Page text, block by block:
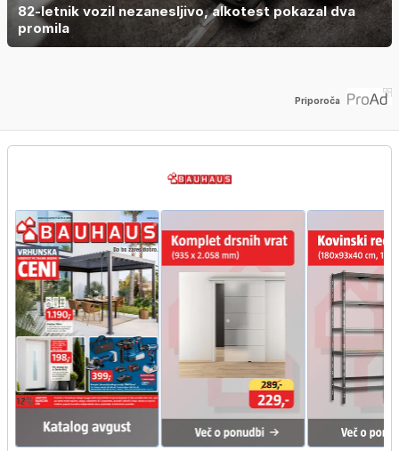
82-letnik vozil nezanesljivo, alkotest pokazal dva
promila
Priporoča